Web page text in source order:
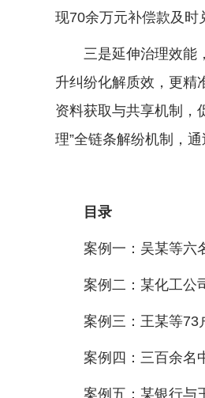
现70余万元补偿款及时
三是延伸治理效能，
升纠纷化解质效，更精
资料获取与共享机制
理”全链条解纷机制，
目录
案例一：吴某等六名
案例二：某化工公司
案例三：王某等73户
案例四：三百余名中
案例五：某银行与王